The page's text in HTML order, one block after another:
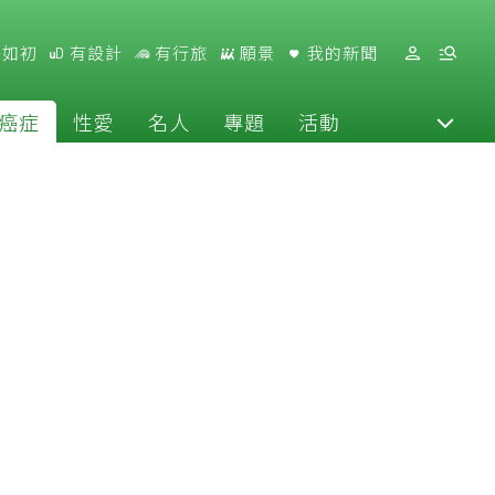
初 有設計 有行旅 願景 我的新聞
症 性愛 名人 專題 活動